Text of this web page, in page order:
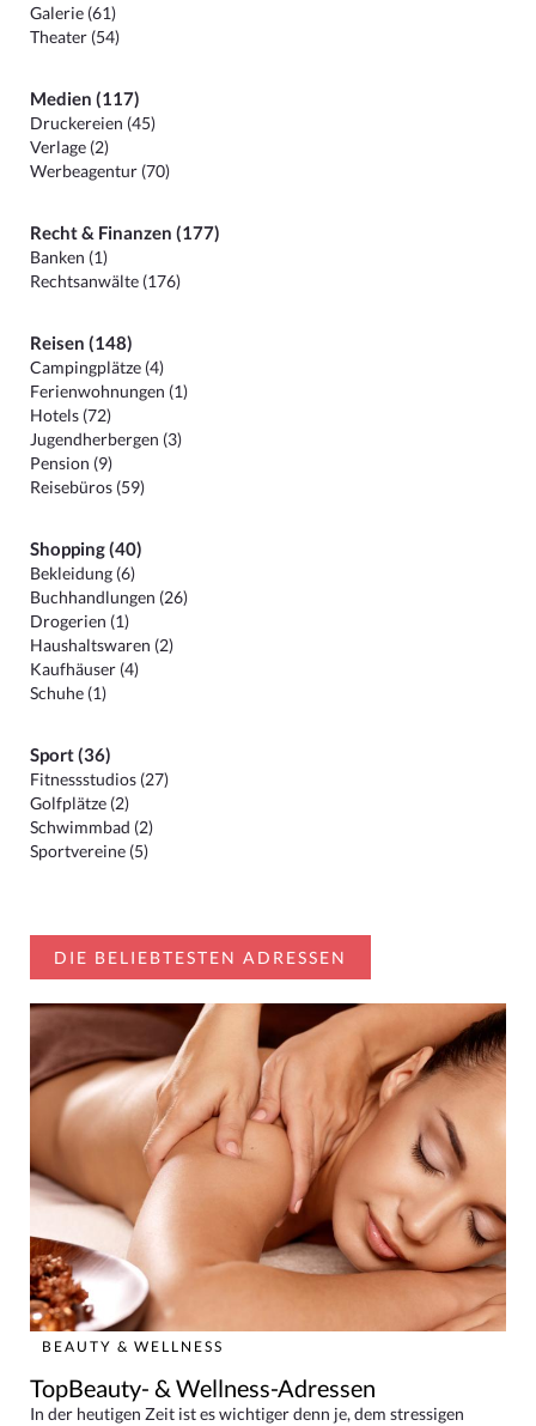
Galerie (61)
Theater (54)
Medien (117)
Druckereien (45)
Verlage (2)
Werbeagentur (70)
Recht & Finanzen (177)
Banken (1)
Rechtsanwälte (176)
Reisen (148)
Campingplätze (4)
Ferienwohnungen (1)
Hotels (72)
Jugendherbergen (3)
Pension (9)
Reisebüros (59)
Shopping (40)
Bekleidung (6)
Buchhandlungen (26)
Drogerien (1)
Haushaltswaren (2)
Kaufhäuser (4)
Schuhe (1)
Sport (36)
Fitnessstudios (27)
Golfplätze (2)
Schwimmbad (2)
Sportvereine (5)
DIE BELIEBTESTEN ADRESSEN
BEAUTY & WELLNESS
TopBeauty- & Wellness-Adressen
In der heutigen Zeit ist es wichtiger denn je, dem stressigen